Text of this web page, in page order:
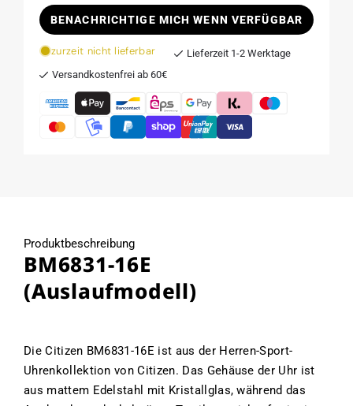
BENACHRICHTIGE MICH WENN VERFÜGBAR
zurzeit nicht lieferbar
Lieferzeit 1-2 Werktage
Versandkostenfrei ab 60€
Produktbeschreibung
BM6831-16E
(Auslaufmodell)
Die Citizen BM6831-16E ist aus der Herren-Sport-
Uhrenkollektion von Citizen. Das Gehäuse der Uhr ist
aus mattem Edelstahl mit Kristallglas, während das